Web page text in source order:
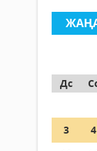
Дс
3
4